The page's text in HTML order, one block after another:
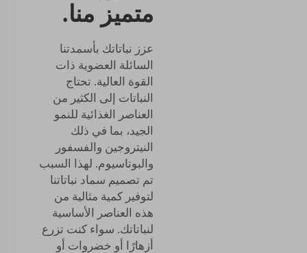
متميز منا.
عزز نباتاتك بأسمدتنا
السائلة العضوية ذات
القوة العالية. تحتاج
النباتات إلى الكثير من
العناصر الغذائية للنمو
الجيد، بما في ذلك
النيتروجين والفسفور
والبوتاسيوم. لهذا السبب
تم تصميم سماد نباتاتنا
لتوفير كمية مثالية من
هذه العناصر الأساسية
لنباتاتك. سواء كنت تزرع
أزهارًا أو خضروات أو